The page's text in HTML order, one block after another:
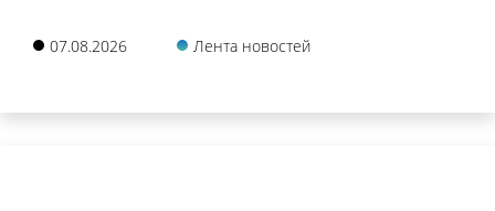
07.08.2026 Лента новостей